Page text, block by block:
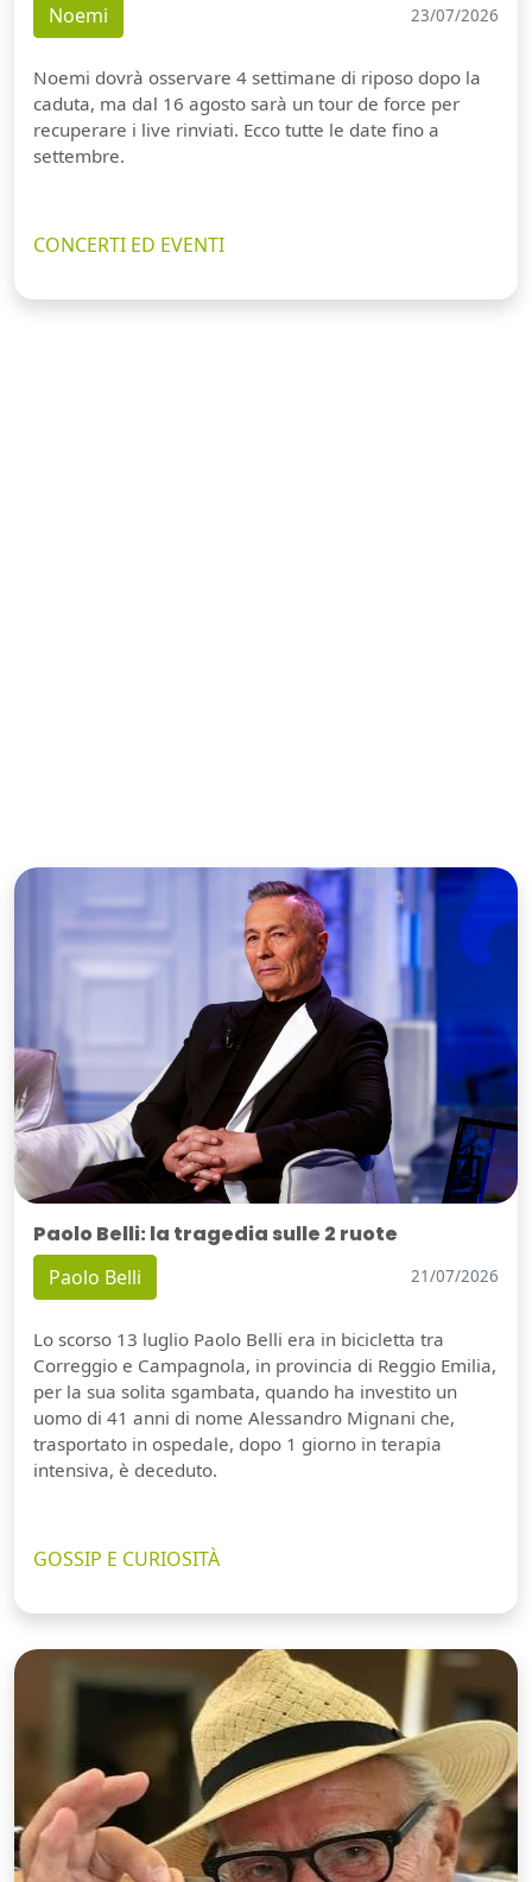
Noemi 23/07/2026
Noemi dovrà osservare 4 settimane di riposo dopo la
caduta, ma dal 16 agosto sarà un tour de force per
recuperare i live rinviati. Ecco tutte le date fino a
settembre.
CONCERTI ED EVENTI
Paolo Belli: la tragedia sulle 2 ruote
Paolo Belli 21/07/2026
Lo scorso 13 luglio Paolo Belli era in bicicletta tra
Correggio e Campagnola, in provincia di Reggio Emilia,
per la sua solita sgambata, quando ha investito un
uomo di 41 anni di nome Alessandro Mignani che,
trasportato in ospedale, dopo 1 giorno in terapia
intensiva, è deceduto.
GOSSIP E CURIOSITÀ